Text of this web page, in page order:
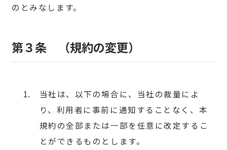
のとみなします。
第３条 （規約の変更）
当社は、以下の場合に、当社の裁量によ
り、利用者に事前に通知することなく、本
規約の全部または一部を任意に改定するこ
とができるものとします。